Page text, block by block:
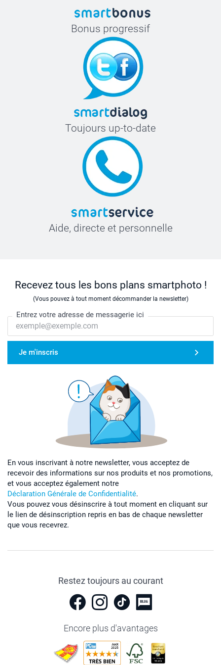
Bonus progressif
Toujours up-to-date
Aide, directe et personnelle
Recevez tous les bons plans smartphoto !
(Vous pouvez à tout moment décommander la newsletter)
Entrez votre adresse de messagerie ici
Je m'inscris
En vous inscrivant à notre newsletter, vous acceptez de
recevoir des informations sur nos produits et nos promotions,
et vous acceptez également notre
Déclaration Générale de Confidentialité.
Vous pouvez vous désinscrire à tout moment en cliquant sur
le lien de désinscription repris en bas de chaque newsletter
que vous recevrez.
Restez toujours au courant
Encore plus d'avantages